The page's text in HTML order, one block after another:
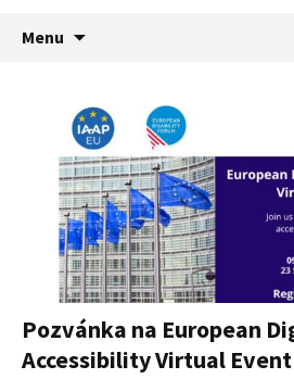
Menu
webu
Pozvánka na European
Accessibility Virtual